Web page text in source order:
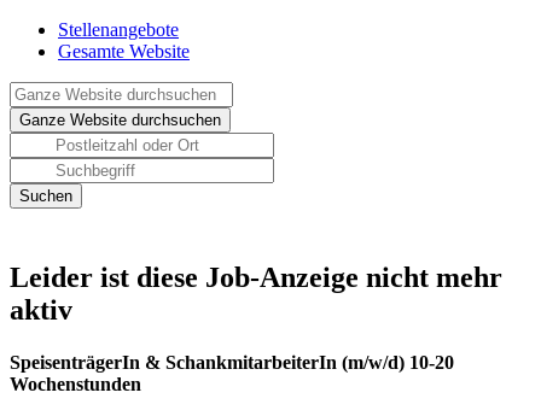
Stellenangebote
Gesamte Website
Leider ist diese Job-Anzeige nicht mehr
aktiv
SpeisenträgerIn & SchankmitarbeiterIn (m/w/d) 10-20
Wochenstunden